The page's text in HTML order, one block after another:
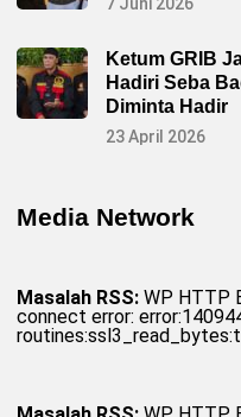
Ketum GRIB
Hadiri Seba
Diminta Hadir
23 April 2026
Media Network
Masalah RSS: WP HTTP
connect error: